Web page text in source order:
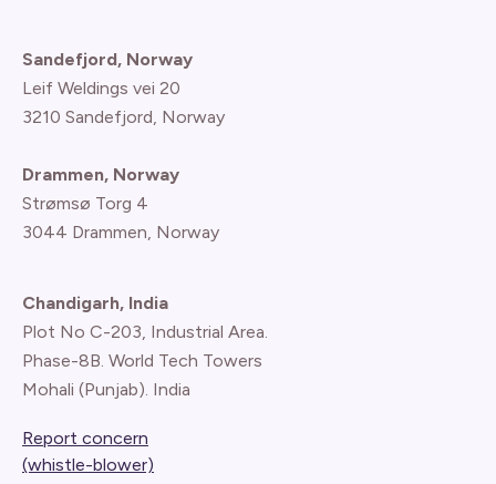
Sandefjord, Norway
Leif Weldings vei 20
3210 Sandefjord, Norway
Drammen, Norway
Strømsø Torg 4
3044 Drammen, Norway
Chandigarh, India
Plot No C-203, Industrial Area.
Phase-8B. World Tech Towers
Mohali (Punjab). India
Report concern
(whistle-blower)